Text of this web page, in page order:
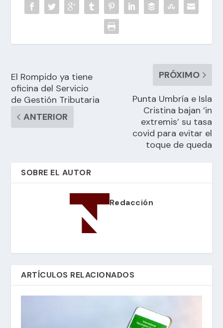
El Rompido ya tiene
oficina del Servicio
de Gestión Tributaria
ANTERIOR
PRÓXIMO
Punta Umbría e Isla
Cristina bajan ‘in
extremis’ su tasa
covid para evitar el
toque de queda
SOBRE EL AUTOR
Redacción
ARTÍCULOS RELACIONADOS